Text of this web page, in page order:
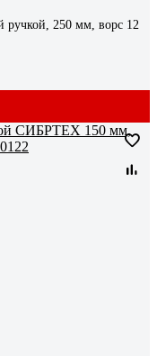
ручкой, 250 мм, ворс 12